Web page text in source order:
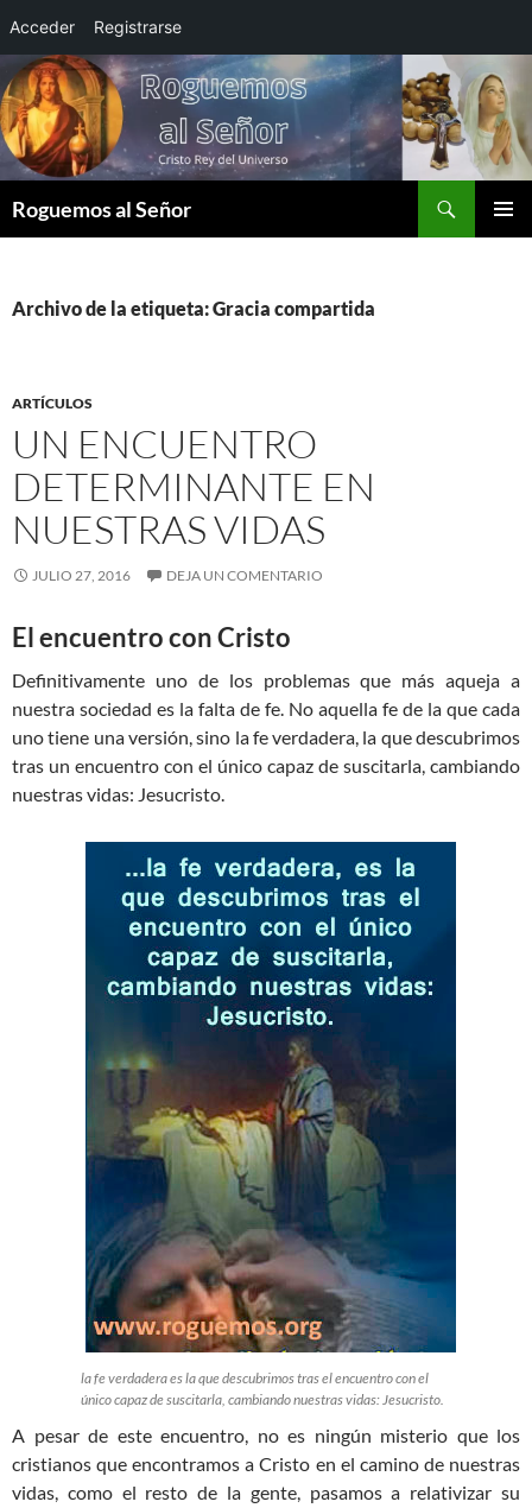
Acceder Registrarse
Saltar
al
contenido
Roguemos al Señor
Archivo de la etiqueta: Gracia compartida
ARTÍCULOS
UN ENCUENTRO
DETERMINANTE EN
NUESTRAS VIDAS
JULIO 27, 2016 DEJA UN COMENTARIO
El encuentro con Cristo
Definitivamente uno de los problemas que más aqueja a
nuestra sociedad es la falta de fe. No aquella fe de la que cada
uno tiene una versión, sino la fe verdadera, la que descubrimos
tras un encuentro con el único capaz de suscitarla, cambiando
nuestras vidas: Jesucristo.
la fe verdadera es la que descubrimos tras el encuentro con el
único capaz de suscitarla, cambiando nuestras vidas: Jesucristo.
A pesar de este encuentro, no es ningún misterio que los
cristianos que encontramos a Cristo en el camino de nuestras
vidas, como el resto de la gente, pasamos a relativizar su